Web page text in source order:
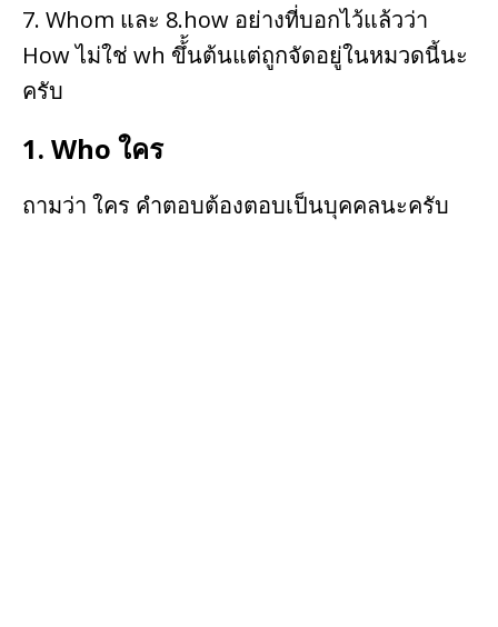
7. Whom และ 8.how อย่างที่บอกไว้แล้วว่า
How ไม่ใช่ wh ขึ้้นต้นแต่ถูกจัดอยู่ในหมวดนี้นะ
ครับ
1. Who ใคร
ถามว่า ใคร คำตอบต้องตอบเป็นบุคคลนะครับ